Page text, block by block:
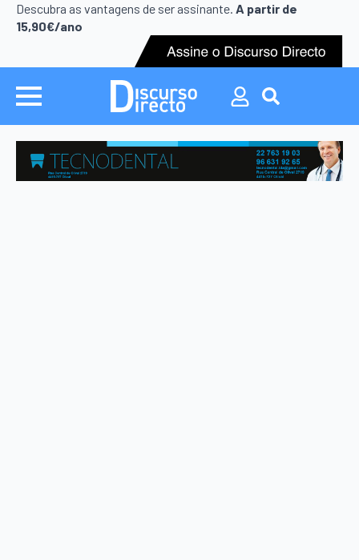
Descubra as vantagens de ser assinante. A partir de
15,90€/ano
Search
for:
Search